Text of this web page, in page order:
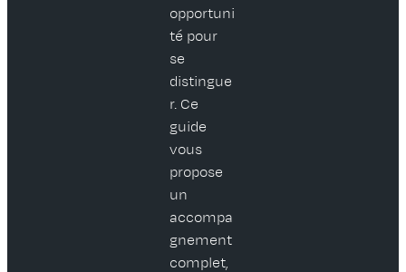
opportuni
té pour
se
distingue
r. Ce
guide
vous
propose
un
accompa
gnement
complet,